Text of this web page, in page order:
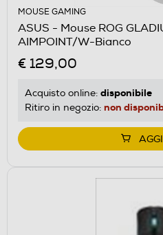
MOUSE GAMING
ASUS - Mouse ROG
AIMPOINT/W-Bianco
€ 129,00
Acquisto online: disponibile
Ritiro in negozio: non